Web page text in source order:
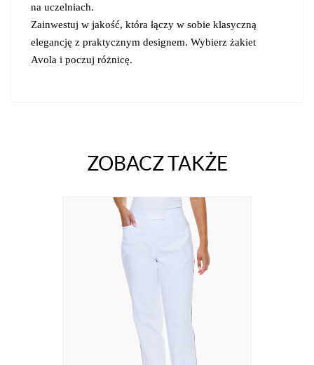
na uczelniach.
Zainwestuj w jakość, która łączy w sobie klasyczną
elegancję z praktycznym designem. Wybierz żakiet
Avola i poczuj różnicę.
ZOBACZ TAKŻE